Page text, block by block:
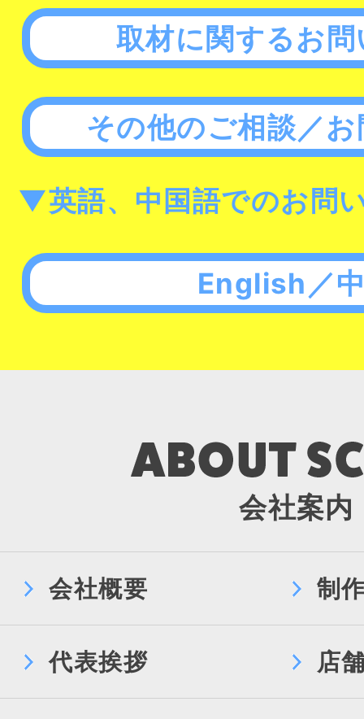
取材に関するお
その他のご相談／
▼英語、中国語でのお問
English／
会社案内
会社概要 制
代表挨拶 店